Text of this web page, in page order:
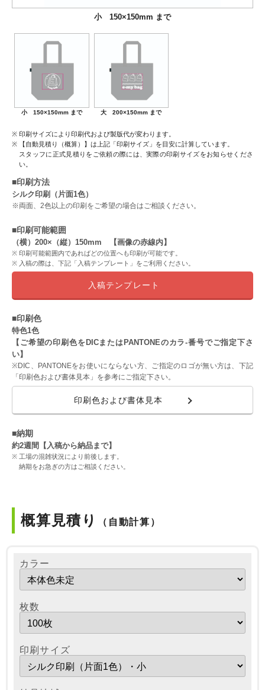
小 150×150mm まで
大 200×150mm まで
小 150×150mm まで 大 200×150mm まで
印刷サイズにより印刷代および製版代が変わります。
【自動見積り（概算）】は上記「印刷サイズ」を目安に計算しています。
スタッフに正式見積りをご依頼の際には、実際の印刷サイズをお知らせくださ
い。
■印刷方法
シルク印刷（片面1色）
※両面、2色以上の印刷をご希望の場合はご相談ください。
■印刷可能範囲
（横）200×（縦）150mm 【画像の赤線内】
印刷可能範囲内であればどの位置へも印刷が可能です。
入稿の際は、下記「入稿テンプレート」をご利用ください。
入稿テンプレート
■印刷色
特色1色
【ご希望の印刷色をDICまたはPANTONEのカラ-番号でご指定下さ
い】
※DIC、PANTONEをお使いにならない方、ご指定のロゴが無い方は、下記
「印刷色および書体見本」を参考にご指定下さい。
印刷色および書体見本
■納期
約2週間【入稿から納品まで】
工場の混雑状況により前後します。
納期をお急ぎの方はご相談ください。
概算見積り （自動計算）
カラー
枚数
印刷サイズ